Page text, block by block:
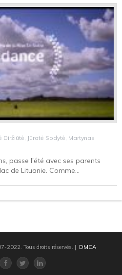
Jūratė Sodytė, Martynas
passe l'été avec ses parents
de Lituanie. Comme...
2022. Tous droits réservés. | DMCA